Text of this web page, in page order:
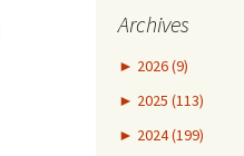
Archives
► 2026 (9)
► 2025 (113)
► 2024 (199)